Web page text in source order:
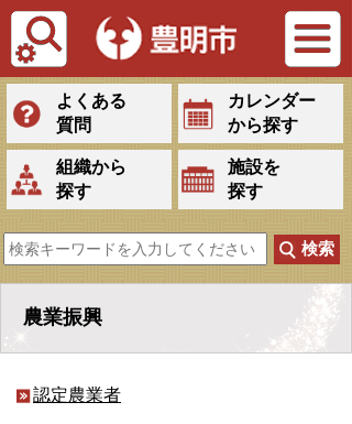
Tiếng Việt
よくある
質問
カレンダー
から探す
組織から
探す
施設を
探す
農業振興
認定農業者